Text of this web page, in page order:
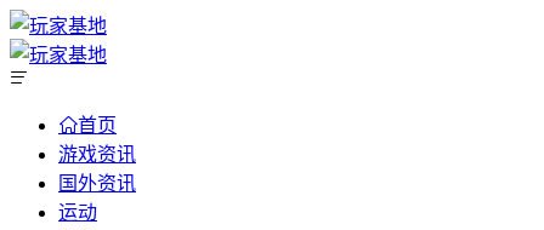
首页
游戏资讯
国外资讯
运动